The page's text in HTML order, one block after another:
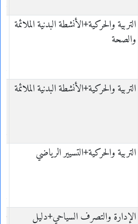
التربية والحركية+الأنشطة البدنية الملائمة
والصحة
التربية والحركية+الأنشطة البدنية الملائمة
التربية والحركية+التسيير الرياضي
الإدارة والتصرف السياحي+دليل